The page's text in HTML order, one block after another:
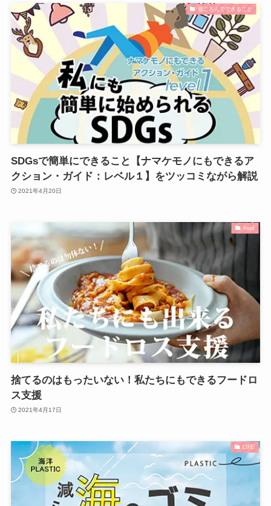
寝ころんでできること
SDGsで簡単にできること【ナマケモノにもできるア
クション・ガイド：レベル１】をツッコミながら解説
2021年4月20日
food
捨てるのはもったいない！私たちにもできるフードロ
ス支援
2021年4月17日
LIFE